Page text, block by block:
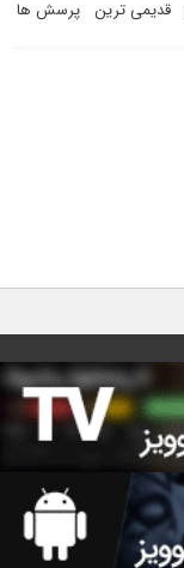
قدیمی ترین پرسش ها